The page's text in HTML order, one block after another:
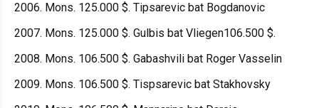
2006. Mons. 125.000 $. Tipsarevic bat Bogdanovic
2007. Mons. 125.000 $. Gulbis bat Vliegen106.500 $.
2008. Mons. 106.500 $. Gabashvili bat Roger Vasselin
2009. Mons. 106.500 $. Tispsarevic bat Stakhovsky